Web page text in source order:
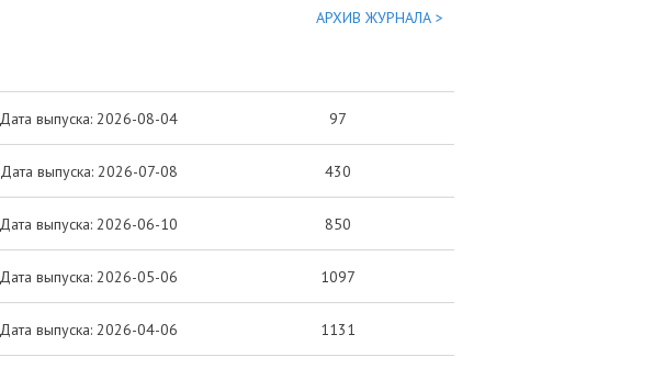
АРХИВ ЖУРНАЛА >
Дата выпуска: 2026-08-04 97
Дата выпуска: 2026-07-08 430
Дата выпуска: 2026-06-10 850
Дата выпуска: 2026-05-06 1097
Дата выпуска: 2026-04-06 1131